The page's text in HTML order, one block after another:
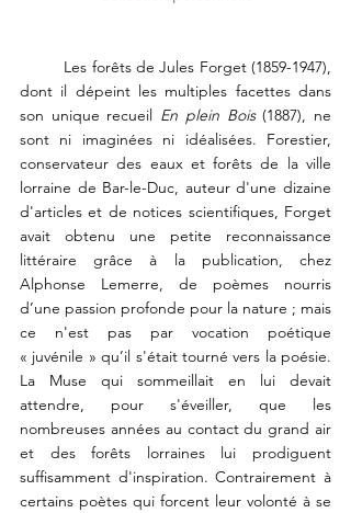
dont il dépeint les multiples facettes dans
son unique recueil En plein Bois (1887), ne
sont ni imaginées ni idéalisées. Forestier,
conservateur des eaux et forêts de la ville
lorraine de Bar-le-Duc, auteur d'une dizaine
d'articles et de notices scientifiques, Forget
avait obtenu une petite reconnaissance
littéraire grâce à la publication, chez
Alphonse Lemerre, de poèmes nourris
d’une passion profonde pour la nature ; mais
ce n'est pas par vocation poétique
« juvénile » qu’il s'était tourné vers la poésie.
La Muse qui sommeillait en lui devait
attendre, pour s'éveiller, que les
nombreuses années au contact du grand air
et des forêts lorraines lui prodiguent
suffisamment d'inspiration. Contrairement à
certains poètes qui forcent leur volonté à se